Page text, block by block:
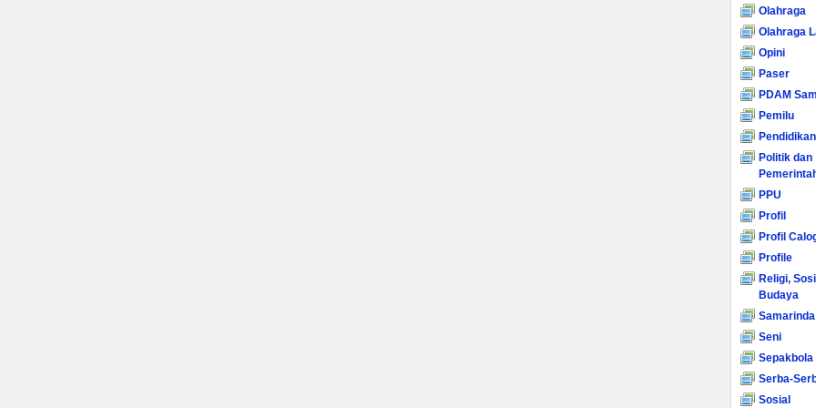
Olahraga
Olahraga
Opini
Paser
PDAM
Pemilu
Pendidikan
Politik dan
PPU
Profil
Profil
Profile
Religi,
Budaya
Samarinda
Seni
Sepakbola
Serba-
Sosial